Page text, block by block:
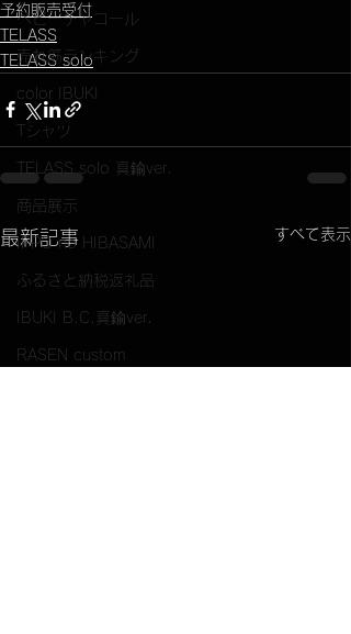
ベビーチャコール
売れ筋ランキング
color IBUKI
Tシャツ
TELASS solo 真鍮ver.
商品展示
IPPO no HIBASAMI
ふるさと納税返礼品
IBUKI B.C.真鍮ver.
RASEN custom
予約販売受付
TELASS
TELASS solo
最新記事 すべて表示